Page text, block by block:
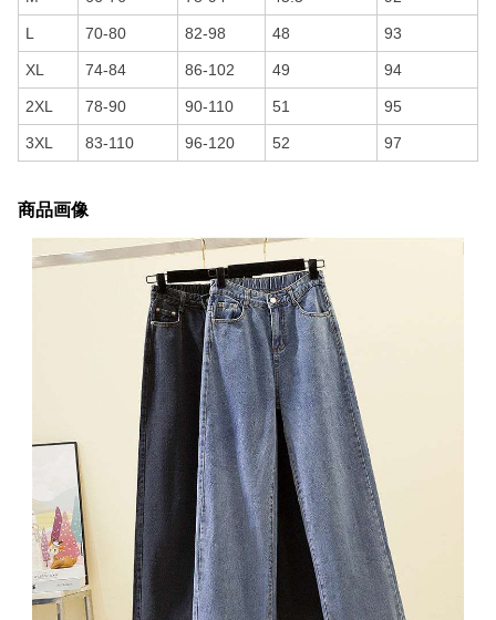
L 70-80 82-98 48 93
XL 74-84 86-102 49 94
2XL 78-90 90-110 51 95
3XL 83-110 96-120 52 97
商品画像